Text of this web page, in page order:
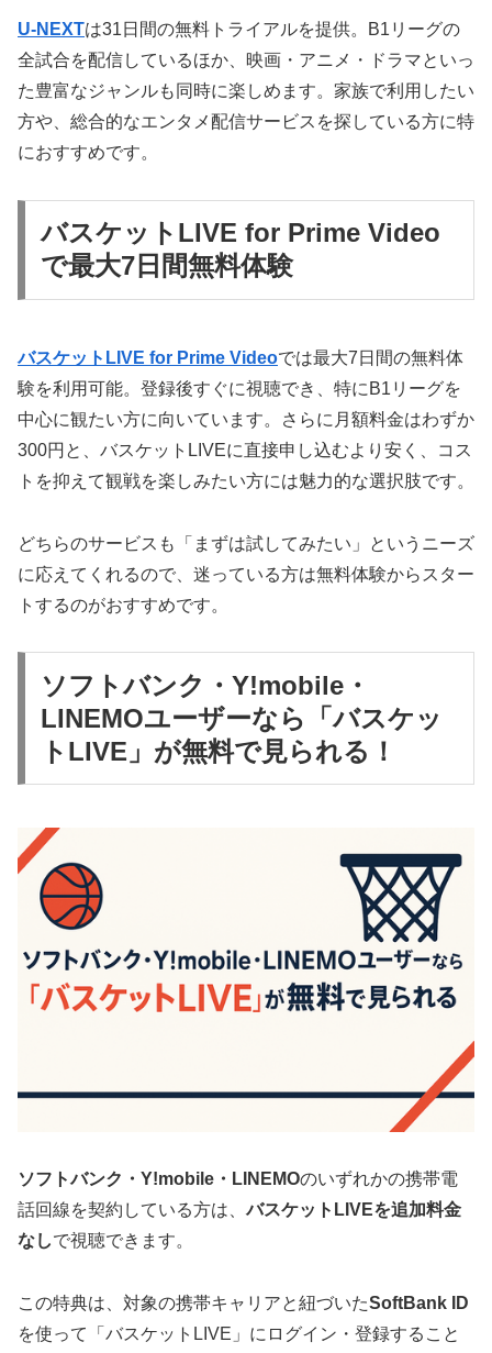
U-NEXTは31日間の無料トライアルを提供。B1リーグの
全試合を配信しているほか、映画・アニメ・ドラマといっ
た豊富なジャンルも同時に楽しめます。家族で利用したい
方や、総合的なエンタメ配信サービスを探している方に特
におすすめです。
バスケットLIVE for Prime Video
で最大7日間無料体験
バスケットLIVE for Prime Videoでは最大7日間の無料体
験を利用可能。登録後すぐに視聴でき、特にB1リーグを
中心に観たい方に向いています。さらに月額料金はわずか
300円と、バスケットLIVEに直接申し込むより安く、コス
トを抑えて観戦を楽しみたい方には魅力的な選択肢です。
どちらのサービスも「まずは試してみたい」というニーズ
に応えてくれるので、迷っている方は無料体験からスター
トするのがおすすめです。
ソフトバンク・Y!mobile・
LINEMOユーザーなら「バスケッ
トLIVE」が無料で見られる！
ソフトバンク・Y!mobile・LINEMOのいずれかの携帯電
話回線を契約している方は、バスケットLIVEを追加料金
なしで視聴できます。
この特典は、対象の携帯キャリアと紐づいたSoftBank ID
を使って「バスケットLIVE」にログイン・登録すること